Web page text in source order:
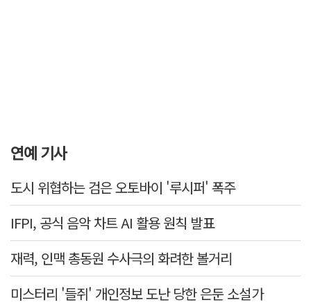
연예 기사
도시 위협하는 검은 오토바이 '루시퍼' 폭주
IFPI, 공식 음악 차트 AI 활용 원칙 발표
재력, 인맥 총동원 수사극의 화려한 볼거리
미스터리 '들쥐' 개인정보 도난 당한 은둔 소설가